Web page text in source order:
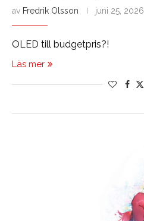
av Fredrik Olsson juni 25, 2026
OLED till budgetpris?!
Läs mer